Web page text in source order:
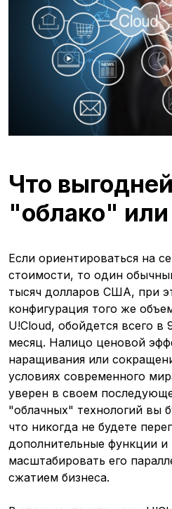
Что
"облако"
Если ориентироваться на
стоимости, то один
тысяч долларов США, при
конфигурация того же
U!Cloud, обойдется всего в
месяц. Налицо ценовой
наращивания или
условиях современного
уверен в своем
"облачных" технологий вы
что никогда не будете
дополнительные функции
масштабировать его
сжатием бизнеса.